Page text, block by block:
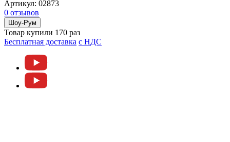
Артикул: 02873
0 отзывов
Шоу-Рум
Товар купили 170 раз
Бесплатная доставка c НДС